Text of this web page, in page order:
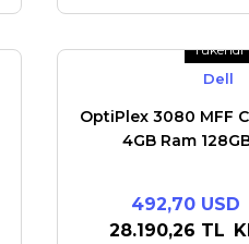
Tükendi
Dell
OptiPlex 3080 MFF
4GB Ram
492,70 USD
28.190,26 TL